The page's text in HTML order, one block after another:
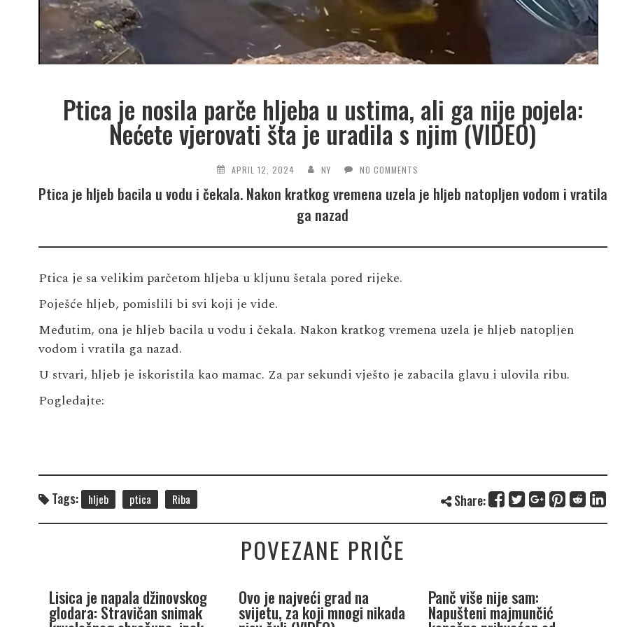
Ptica je nosila parče hljeba u ustima, ali ga nije pojela:
Nećete vjerovati šta je uradila s njim (VIDEO)
APRIL 12, 2024 NY NO COMMENTS
Ptica je hljeb bacila u vodu i čekala. Nakon kratkog vremena uzela je hljeb natopljen vodom i vratila
ga nazad
Ptica je sa velikim parčetom hljeba u kljunu šetala pored rijeke.
Poješće hljeb, pomislili bi svi koji je vide.
Međutim, ona je hljeb bacila u vodu i čekala. Nakon kratkog vremena uzela je hljeb natopljen
vodom i vratila ga nazad.
U stvari, hljeb je iskoristila kao mamac. Za par sekundi vješto je zabacila glavu i ulovila ribu.
Pogledajte:
Tags: hljeb ptica Riba Share:
POVEZANE PRIČE
Lisica je napala džinovskog
glodara: Stravičan snimak
Ovo je najveći grad na
svijetu, za koji mnogi nikada
Panč više nije sam:
Napušteni majmunčić